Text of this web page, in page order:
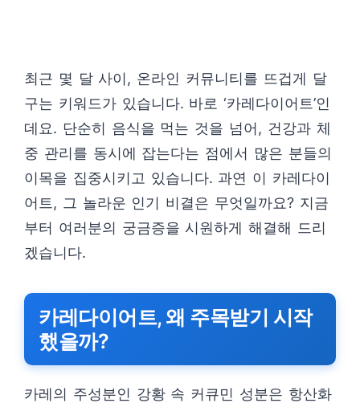
최근 몇 달 사이, 온라인 커뮤니티를 뜨겁게 달
구는 키워드가 있습니다. 바로 ‘카레다이어트’인
데요. 단순히 음식을 먹는 것을 넘어, 건강과 체
중 관리를 동시에 잡는다는 점에서 많은 분들의
이목을 집중시키고 있습니다. 과연 이 카레다이
어트, 그 놀라운 인기 비결은 무엇일까요? 지금
부터 여러분의 궁금증을 시원하게 해결해 드리
겠습니다.
카레다이어트, 왜 주목받기 시작
했을까?
카레의 주성분인 강황 속 커큐민 성분은 항산화